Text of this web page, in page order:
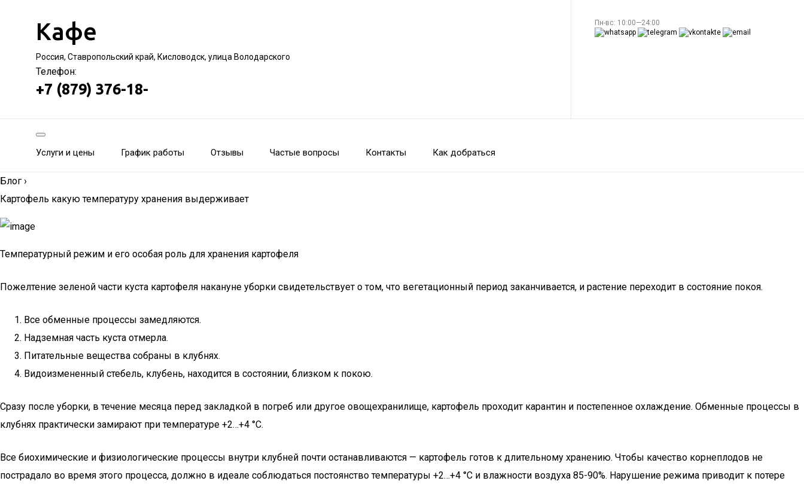
Кафе
Россия, Ставропольский край, Кисловодск, улица Володарского
Телефон:
+7 (879) 376-18-
Пн-вс: 10:00—24:00
Услуги и цены График работы Отзывы Частые вопросы Контакты Как добраться
Блог ›
Картофель какую температуру хранения выдерживает
Температурный режим и его особая роль для хранения картофеля
Пожелтение зеленой части куста картофеля накануне уборки свидетельствует о том, что вегетационный период заканчивается, и растение переходит в состояние покоя.
Все обменные процессы замедляются.
Надземная часть куста отмерла.
Питательные вещества собраны в клубнях.
Видоизмененный стебель, клубень, находится в состоянии, близком к покою.
Сразу после уборки, в течение месяца перед закладкой в погреб или другое овощехранилище, картофель проходит карантин и постепенное охлаждение. Обменные процессы в
клубнях практически замирают при температуре +2…+4 °C.
Все биохимические и физиологические процессы внутри клубней почти останавливаются — картофель готов к длительному хранению. Чтобы качество корнеплодов не
пострадало во время этого процесса, должно в идеале соблюдаться постоянство температуры +2…+4 °C и влажности воздуха 85-90%. Нарушение режима приводит к потере